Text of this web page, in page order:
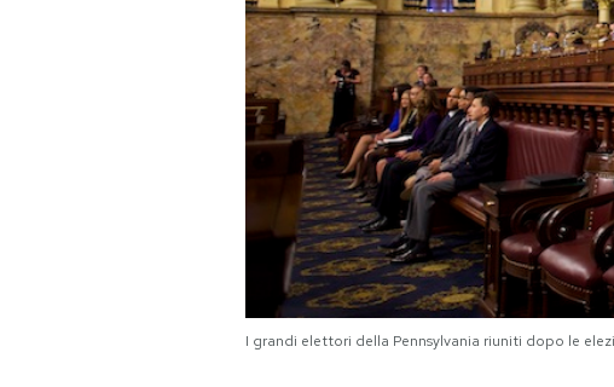
AREA PERSONALE
I grandi elettori della Pennsylvania riuniti dopo le